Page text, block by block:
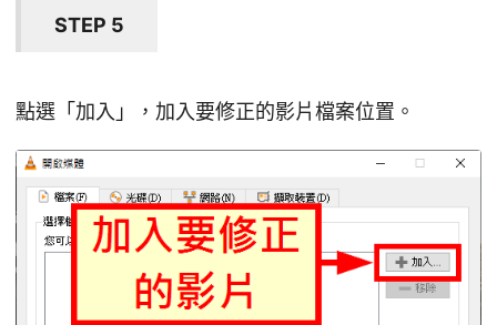
STEP 5
點選「加入」，加入要修正的影片檔案位置。